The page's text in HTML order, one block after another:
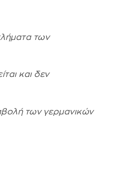
των
και δεν
των γερμανικών